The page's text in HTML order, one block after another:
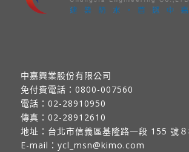
中嘉興業股份有限公司
免付費電話： 0800-007560
電話： 02-28910950
傳真： 02-28912610
地址： 台北市信義區基隆路一段 155 號
E-mail： ycl_msn@kimo.com